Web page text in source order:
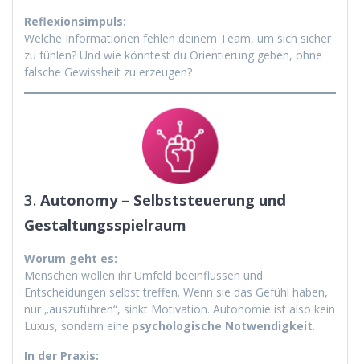
Reflexionsimpuls:
Welche Informationen fehlen deinem Team, um sich sicher
zu fühlen? Und wie könntest du Orientierung geben, ohne
falsche Gewissheit zu erzeugen?
3. Autonomy – Selbststeuerung und
Gestaltungsspielraum
Worum geht es:
Menschen wollen ihr Umfeld beeinflussen und
Entscheidungen selbst treffen. Wenn sie das Gefühl haben,
nur „auszuführen“, sinkt Motivation. Autonomie ist also kein
Luxus, sondern eine psychologische Notwendigkeit.
In der Praxis: